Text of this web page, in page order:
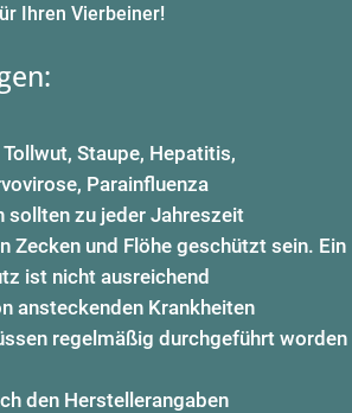
Ihren Vierbeiner!
Staupe, Hepatitis,
Parainfluenza
sollten zu jeder Jahreszeit
Zecken und Flöhe geschützt sein. Ein
ist nicht ausreichend
ansteckenden Krankheiten
regelmäßig durchgeführt worden
den Herstellerangaben